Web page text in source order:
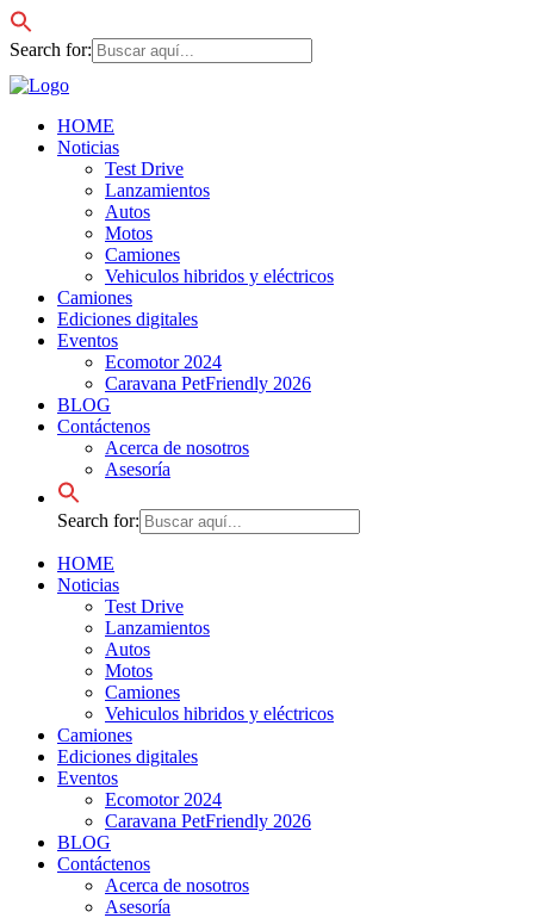
Search for:
HOME
Noticias
Test Drive
Lanzamientos
Autos
Motos
Camiones
Vehiculos hibridos y eléctricos
Camiones
Ediciones digitales
Eventos
Ecomotor 2024
Caravana PetFriendly 2026
BLOG
Contáctenos
Acerca de nosotros
Asesoría
Search for:
HOME
Noticias
Test Drive
Lanzamientos
Autos
Motos
Camiones
Vehiculos hibridos y eléctricos
Camiones
Ediciones digitales
Eventos
Ecomotor 2024
Caravana PetFriendly 2026
BLOG
Contáctenos
Acerca de nosotros
Asesoría